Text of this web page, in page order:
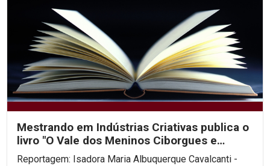
Mestrando em Indústrias Criativas publica o
livro "O Vale dos Meninos Ciborgues e
Outras Peripécias"
Reportagem: Isadora Maria Albuquerque Cavalcanti -